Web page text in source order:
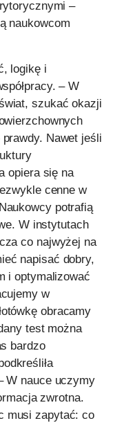
–
naukowcom
logikę i
– W
szukać okazji
Nawet jeśli
opiera się na
cenne w
potrafią
W instytutach
co najwyżej na
napisać dobry,
i optymalizować
w
obracamy
test można
bardzo
W nauce uczymy
zwrotna.
musi zapytać: co